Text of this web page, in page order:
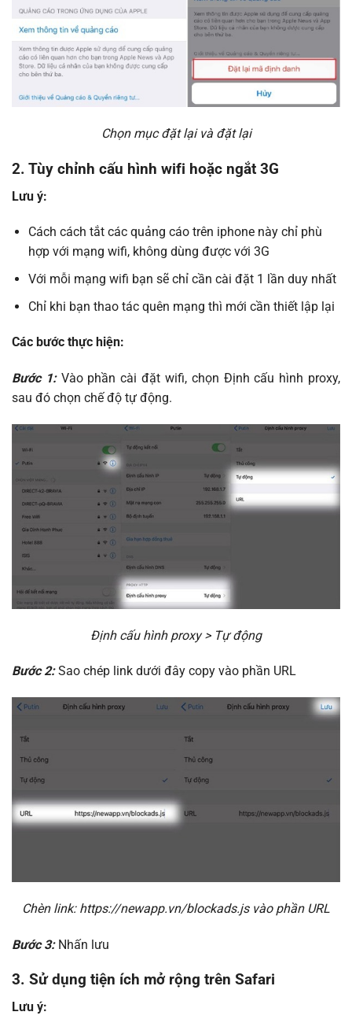
Chọn mục đặt lại và đặt lại
2. Tùy chỉnh cấu hình wifi hoặc ngắt 3G
Lưu ý:
Cách cách tắt các quảng cáo trên iphone này chỉ phù
hợp với mạng wifi, không dùng được với 3G
Với mỗi mạng wifi bạn sẽ chỉ cần cài đặt 1 lần duy nhất
Chỉ khi bạn thao tác quên mạng thì mới cần thiết lập lại
Các bước thực hiện:
Bước 1:Vào phần cài đặt wifi, chọn Định cấu hình proxy,
sau đó chọn chế độ tự động.
Định cấu hình proxy > Tự động
Bước 2:Sao chép link dưới đây copy vào phần URL
Chèn link: https://newapp.vn/blockads.js vào phần URL
Bước 3:Nhấn lưu
3. Sử dụng tiện ích mở rộng trên Safari
Lưu ý: